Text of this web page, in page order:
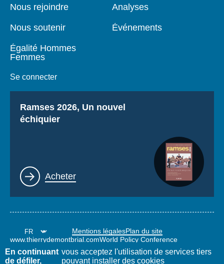
Nous rejoindre
Nous soutenir
Égalité Hommes
Femmes
Se connecter
Analyses
Événements
Titre
Ramses 2026, Un nouvel
échiquier
Lien
Acheter
Mentions légalesPlan du site
www.thierrydemontbrial.comWorld Policy Conference
En continuant
de défiler,
vous acceptez l'utilisation de services tiers
pouvant installer des cookies